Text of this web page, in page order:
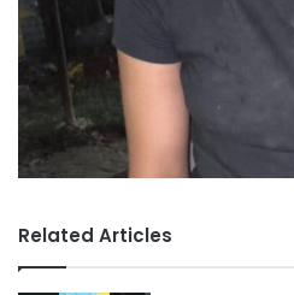
Related Articles